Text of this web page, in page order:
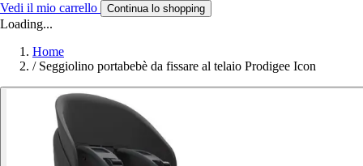
Vedi il mio carrello Continua lo shopping
Loading...
Home
/ Seggiolino portabebè da fissare al telaio Prodigee Icon